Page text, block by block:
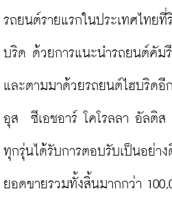
รถยนต์รายแรกในประเทศไทยที่
บริด ด้วยการแนะนำรถยนต์คัม
และตามมาด้วยรถยนต์ไฮบริด
อุส  ซีเอชอาร์ โคโรลลา อัลติส
ทุกรุ่นได้รับการตอบรับเป็นอย่า
ยอดขายรวมทั้งสิ้นมากกว่า